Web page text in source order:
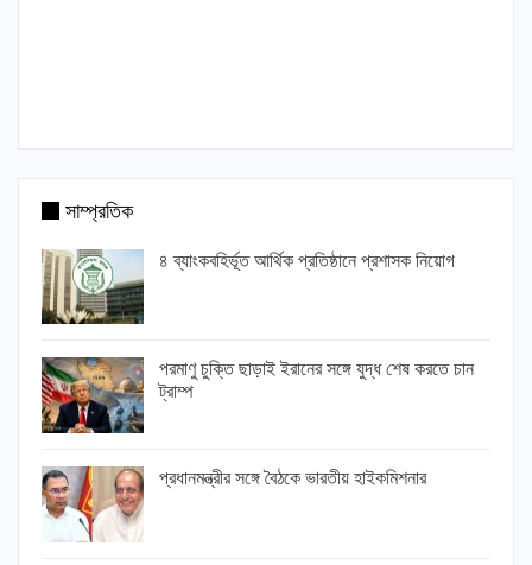
সাম্প্রতিক
৪ ব্যাংকবহির্ভূত আর্থিক প্রতিষ্ঠানে প্রশাসক নিয়োগ
পরমাণু চুক্তি ছাড়াই ইরানের সঙ্গে যুদ্ধ শেষ করতে চান
ট্রাম্প
প্রধানমন্ত্রীর সঙ্গে বৈঠকে ভারতীয় হাইকমিশনার